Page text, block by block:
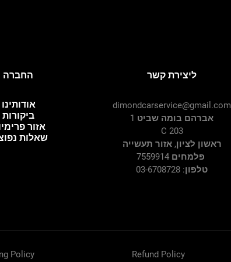
החברה
אודותינו
ביקורות
אזור
שאלות
ליצירת קשר
dimondcarservice@gmail.com
אברהם בומה שביט 1
C 203
ראשון לציון, אזור תעשייה
טלפון: 03-6708728
Policy Refund Policy